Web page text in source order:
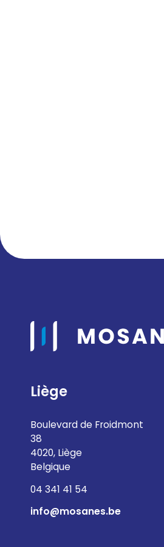
Liège
Boulevard de Froidmont
38
4020, Liège
Belgique
04 341 41 54
info@mosanes.be